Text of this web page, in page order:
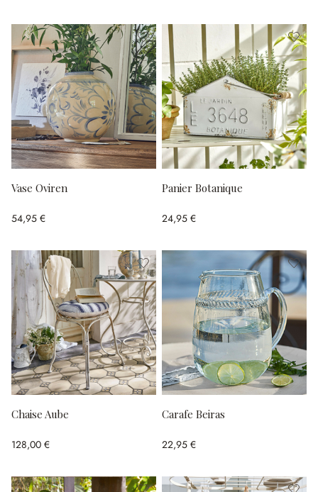
Vase Oviren
54,95 €
Panier Botanique
24,95 €
Chaise Aube
128,00 €
Carafe Beiras
22,95 €